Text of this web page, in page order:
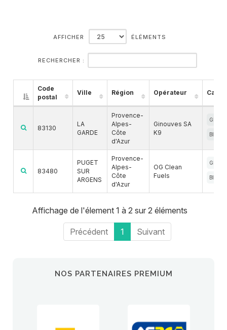
AFFICHER ÉLÉMENTS
RECHERCHER :
Code
postal
Ville Région Opérateur
83130
LA
GARDE
Provence-
Alpes-
Côte
d'Azur
Ginouves SA
K9
GNC
83480
PUGET
SUR
ARGENS
Provence-
Alpes-
Côte
d'Azur
OG Clean
Fuels
GNC
Affichage de l'élement 1 à 2 sur 2 éléments
Précédent 1 Suivant
NOS PARTENAIRES PREMIUM